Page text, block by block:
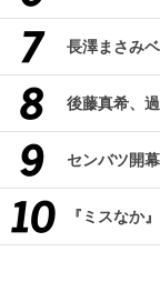
長澤まさみ
後藤真希、
センバツ開
『ミスなか